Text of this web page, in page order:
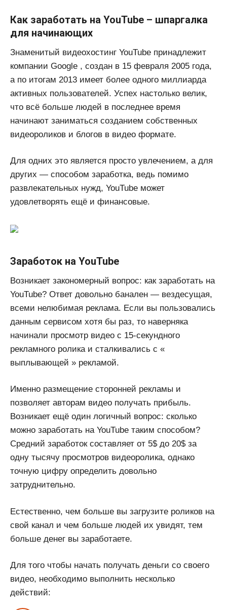
Как заработать на YouTube – шпаргалка
для начинающих
Знаменитый видеохостинг YouTube принадлежит
компании Google , создан в 15 февраля 2005 года,
а по итогам 2013 имеет более одного миллиарда
активных пользователей. Успех настолько велик,
что всё больше людей в последнее время
начинают заниматься созданием собственных
видеороликов и блогов в видео формате.
Для одних это является просто увлечением, а для
других — способом заработка, ведь помимо
развлекательных нужд, YouTube может
удовлетворять ещё и финансовые.
Заработок на YouTube
Возникает закономерный вопрос: как заработать на
YouTube? Ответ довольно банален — вездесущая,
всеми нелюбимая реклама. Если вы пользовались
данным сервисом хотя бы раз, то наверняка
начинали просмотр видео с 15-секундного
рекламного ролика и сталкивались с «
выплывающей » рекламой.
Именно размещение сторонней рекламы и
позволяет авторам видео получать прибыль.
Возникает ещё один логичный вопрос: сколько
можно заработать на YouTube таким способом?
Средний заработок составляет от 5$ до 20$ за
одну тысячу просмотров видеоролика, однако
точную цифру определить довольно
затруднительно.
Естественно, чем больше вы загрузите роликов на
свой канал и чем больше людей их увидят, тем
больше денег вы заработаете.
Для того чтобы начать получать деньги со своего
видео, необходимо выполнить несколько
действий: